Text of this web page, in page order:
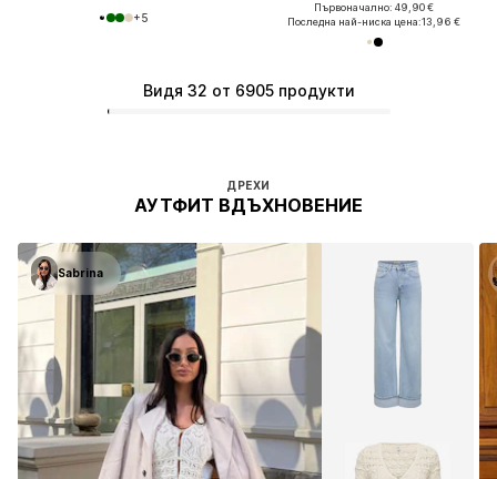
+5
Първоначално: 49,90 €
Последна най-ниска цена:13,96 €
Видя 32 от 6905 продукти
ДРЕХИ
АУТФИТ ВДЪХНОВЕНИЕ
Sabrina